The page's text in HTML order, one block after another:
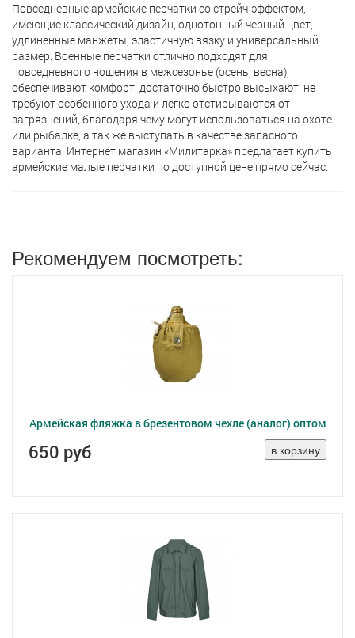
Повседневные армейские перчатки со стрейч-эффектом,
имеющие классический дизайн, однотонный черный цвет,
удлиненные манжеты, эластичную вязку и универсальный
размер. Военные перчатки отлично подходят для
повседневного ношения в межсезонье (осень, весна),
обеспечивают комфорт, достаточно быстро высыхают, не
требуют особенного ухода и легко отстирываются от
загрязнений, благодаря чему могут использоваться на охоте
или рыбалке, а так же выступать в качестве запасного
варианта. Интернет магазин «Милитарка» предлагает кyпить
армейские малые перчатки по доступной цене прямо сейчас.
Рекомендуем посмотреть:
Армейская фляжка в брезентовом чехле (аналог) оптом
650 руб